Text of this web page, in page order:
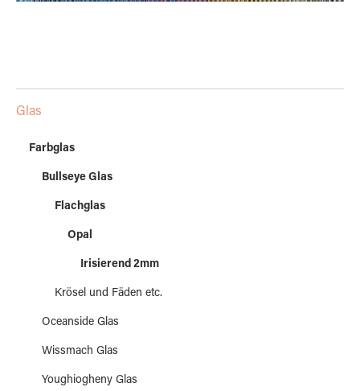
Glas
Farbglas
Bullseye Glas
Flachglas
Opal
Irisierend 2mm
Krösel und Fäden etc.
Oceanside Glas
Wissmach Glas
Youghiogheny Glas